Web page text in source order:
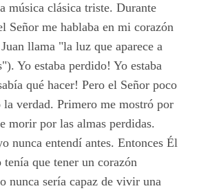
música clásica triste. Durante
Señor me hablaba en mi corazón
llama "la luz que aparece a
Yo estaba perdido! Yo estaba
qué hacer! Pero el Señor poco
la verdad. Primero me mostró por
morir por las almas perdidas.
nunca entendí antes. Entonces Él
que tener un corazón
nunca sería capaz de vivir una